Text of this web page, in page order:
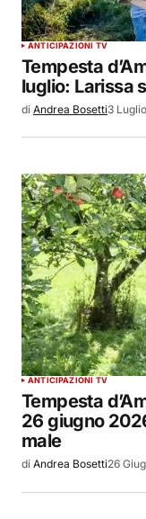
ANTICIPAZIONI TV
Tempesta
luglio: Larissa
di Andrea Bosetti3
ANTICIPAZIONI TV
Tempesta
26 giugno
male
di Andrea Bosetti26